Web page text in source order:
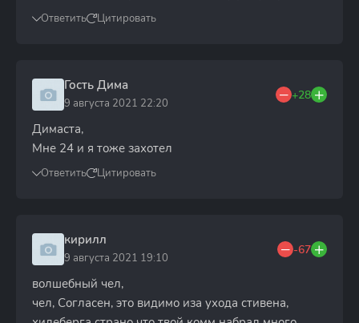
Ответить Цитировать
Гость Дима
9 августа 2021 22:20
+28
Димаста,
Мне 24 и я тоже захотел
Ответить Цитировать
кирилл
9 августа 2021 19:10
-67
волшебный чел,
чел, Согласен, это видимо иза ухода стивена,